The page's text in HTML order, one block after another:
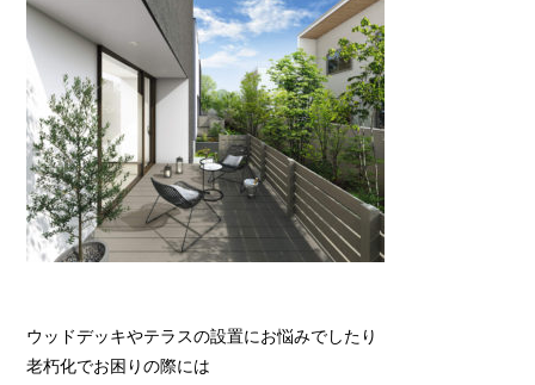
ウッドデッキやテラスの設置にお悩みでしたり
老朽化でお困りの際には